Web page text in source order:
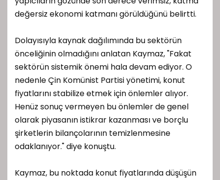
değersiz ekonomi katmanı görüldüğünü belirtti.
Dolayısıyla kaynak dağılımında bu sektörün
önceliğinin olmadığını anlatan Kaymaz, "Fakat
sektörün sistemik önemi hala devam ediyor. O
nedenle Çin Komünist Partisi yönetimi, konut
fiyatlarını stabilize etmek için önlemler alıyor.
Henüz sonuç vermeyen bu önlemler de genel
olarak piyasanın istikrar kazanması ve borçlu
şirketlerin bilançolarının temizlenmesine
odaklanıyor." diye konuştu.
Kaymaz, bu noktada konut fiyatlarında düşüşün